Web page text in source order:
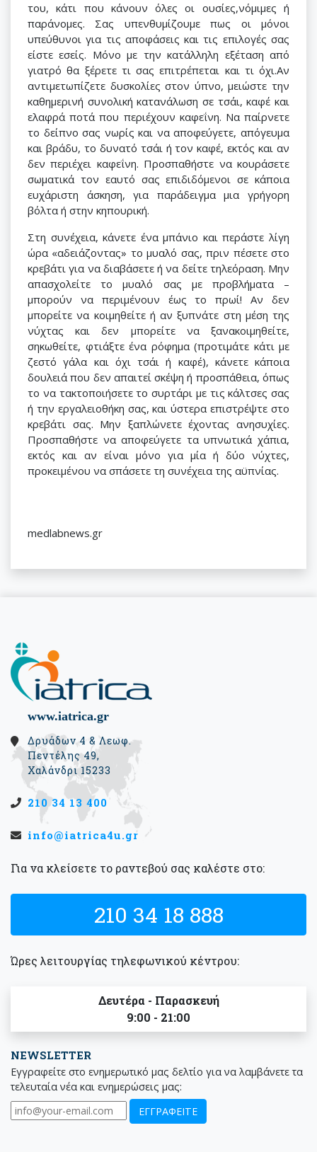
του, κάτι που κάνουν όλες οι ουσίες,νόμιμες ή
παράνομες. Σας υπενθυμίζουμε πως οι μόνοι
υπεύθυνοι για τις αποφάσεις και τις επιλογές σας
είστε εσείς. Μόνο με την κατάλληλη εξέταση από
γιατρό θα ξέρετε τι σας επιτρέπεται και τι όχι.Αν
αντιμετωπίζετε δυσκολίες στον ύπνο, μειώστε την
καθημερινή συνολική κατανάλωση σε τσάι, καφέ και
ελαφρά ποτά που περιέχουν καφεΐνη. Να παίρνετε
το δείπνο σας νωρίς και να αποφεύγετε, απόγευμα
και βράδυ, το δυνατό τσάι ή τον καφέ, εκτός και αν
δεν περιέχει καφεΐνη. Προσπαθήστε να κουράσετε
σωματικά τον εαυτό σας επιδιδόμενοι σε κάποια
ευχάριστη άσκηση, για παράδειγμα μια γρήγορη
βόλτα ή στην κηπουρική.
Στη συνέχεια, κάνετε ένα μπάνιο και περάστε λίγη
ώρα «αδειάζοντας» το μυαλό σας, πριν πέσετε στο
κρεβάτι για να διαβάσετε ή να δείτε τηλεόραση. Μην
απασχολείτε το μυαλό σας με προβλήματα –
μπορούν να περιμένουν έως το πρωί! Αν δεν
μπορείτε να κοιμηθείτε ή αν ξυπνάτε στη μέση της
νύχτας και δεν μπορείτε να ξανακοιμηθείτε,
σηκωθείτε, φτιάξτε ένα ρόφημα (προτιμάτε κάτι με
ζεστό γάλα και όχι τσάι ή καφέ), κάνετε κάποια
δουλειά που δεν απαιτεί σκέψη ή προσπάθεια, όπως
το να τακτοποιήσετε το συρτάρι με τις κάλτσες σας
ή την εργαλειοθήκη σας, και ύστερα επιστρέψτε στο
κρεβάτι σας. Μην ξαπλώνετε έχοντας ανησυχίες.
Προσπαθήστε να αποφεύγετε τα υπνωτικά χάπια,
εκτός και αν είναι μόνο για μία ή δύο νύχτες,
προκειμένου να σπάσετε τη συνέχεια της αϋπνίας.
medlabnews.gr
www.iatrica.gr
Δρυάδων 4 & Λεωφ.
Πεντέλης 49,
Χαλάνδρι 15233
210 34 13 400
info@iatrica4u.gr
Για να κλείσετε το ραντεβού σας καλέστε στο:
210 34 18 888
Ώρες λειτουργίας τηλεφωνικού κέντρου:
Δευτέρα - Παρασκευή
9:00 - 21:00
NEWSLETTER
Εγγραφείτε στο ενημερωτικό μας δελτίο για να λαμβάνετε τα
τελευταία νέα και ενημερώσεις μας: